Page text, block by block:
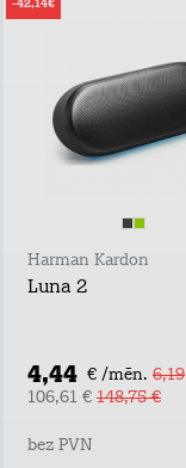
-42,14€
Harman Kardon
Luna 2
4,44 € /mēn. 6,19
106,61 € 148,75 €
bez PVN